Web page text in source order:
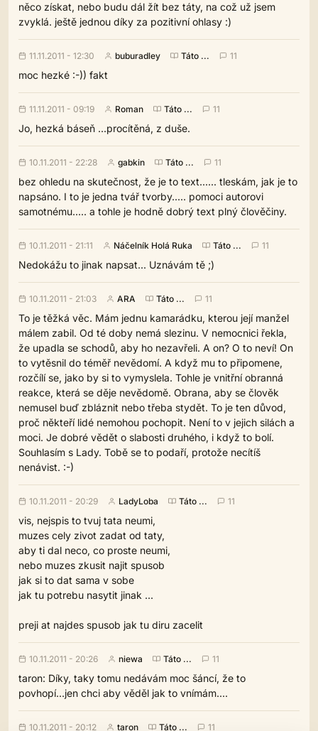
něco získat, nebo budu dál žít bez táty, na což už jsem
zvyklá. ještě jednou díky za pozitivní ohlasy :)
11.11.2011 - 12:30 buburadley Táto ... 11
moc hezké :-)) fakt
11.11.2011 - 09:19 Roman Táto ... 11
Jo, hezká báseň ...procítěná, z duše.
10.11.2011 - 22:28 gabkin Táto ... 11
bez ohledu na skutečnost, že je to text...... tleskám, jak je to
napsáno. I to je jedna tvář tvorby..... pomoci autorovi
samotnému..... a tohle je hodně dobrý text plný člověčiny.
10.11.2011 - 21:11 Náčelník Holá Ruka Táto ... 11
Nedokážu to jinak napsat... Uznávám tě ;)
10.11.2011 - 21:03 ARA Táto ... 11
To je těžká věc. Mám jednu kamarádku, kterou její manžel
málem zabil. Od té doby nemá slezinu. V nemocnici řekla,
že upadla se schodů, aby ho nezavřeli. A on? O to neví! On
to vytěsnil do téměř nevědomí. A když mu to připomene,
rozčílí se, jako by si to vymyslela. Tohle je vnitřní obranná
reakce, která se děje nevědomě. Obrana, aby se člověk
nemusel buď zbláznit nebo třeba stydět. To je ten důvod,
proč někteří lidé nemohou pochopit. Není to v jejich silách a
moci. Je dobré vědět o slabosti druhého, i když to bolí.
Souhlasím s Lady. Tobě se to podaří, protože necítíš
nenávist. :-)
10.11.2011 - 20:29 LadyLoba Táto ... 11
vis, nejspis to tvuj tata neumi,
muzes cely zivot zadat od taty,
aby ti dal neco, co proste neumi,
nebo muzes zkusit najit spusob
jak si to dat sama v sobe
jak tu potrebu nasytit jinak ...
preji at najdes spusob jak tu diru zacelit
10.11.2011 - 20:26 niewa Táto ... 11
taron: Díky, taky tomu nedávám moc šáncí, že to
povhopí...jen chci aby věděl jak to vnímám....
10.11.2011 - 20:12 taron Táto ... 11